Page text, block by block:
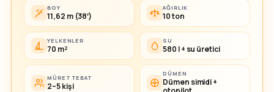
BOY
11,62 m (38′)
AĞIRLIK
10 ton
YELKENLER
70 m²
SU
580 l + su üretici
MÜRETTEBAT
2–5 kişi
DÜMEN
Dümen simidi +